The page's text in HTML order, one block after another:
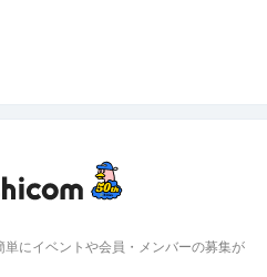
単にイベントや会員・メンバーの募集が